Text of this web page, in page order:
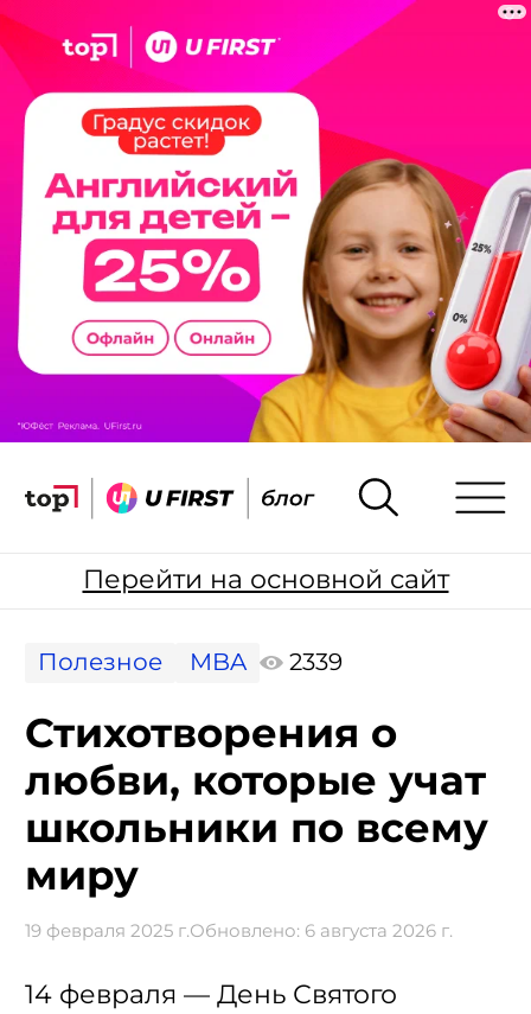
Перейти на основной сайт
Полезное MBA 2339
Стихотворения о
любви, которые учат
школьники по всему
миру
19 февраля 2025 г.Обновлено: 6 августа 2026 г.
14 февраля — День Святого